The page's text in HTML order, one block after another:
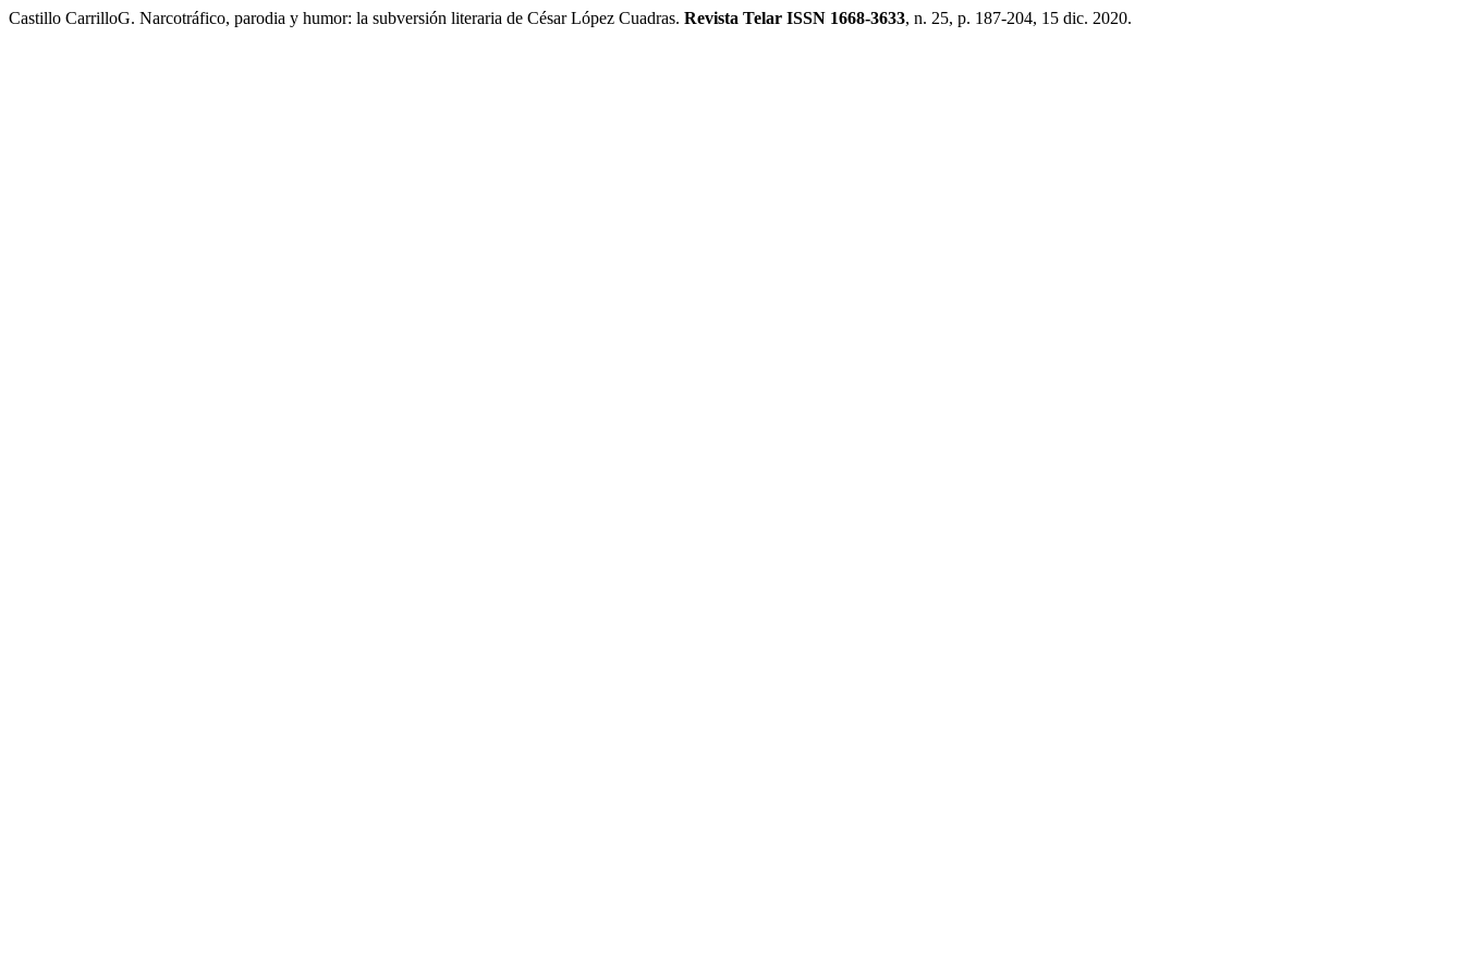
Castillo CarrilloG. Narcotráfico, parodia y humor: la subversión literaria de César López Cuadras. Revista Telar ISSN 1668-3633, n. 25, p. 187-204, 15 dic. 2020.